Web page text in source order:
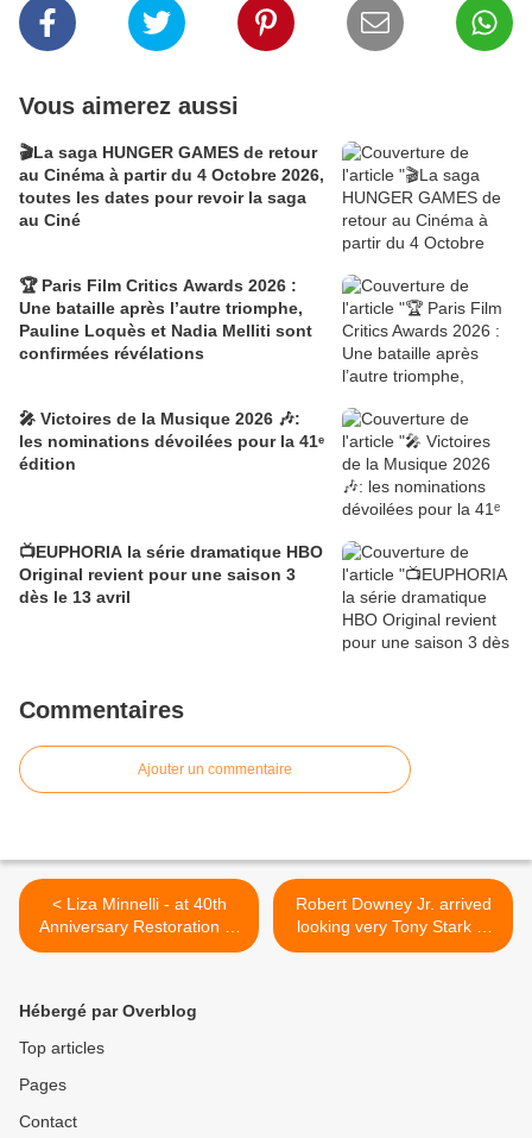
Vous aimerez aussi
🎬La saga HUNGER GAMES de retour
au Cinéma à partir du 4 Octobre 2026,
toutes les dates pour revoir la saga
au Ciné
🏆 Paris Film Critics Awards 2026 :
Une bataille après l’autre triomphe,
Pauline Loquès et Nadia Melliti sont
confirmées révélations
🎤 Victoires de la Musique 2026 🎶:
les nominations dévoilées pour la 41ᵉ
édition
📺EUPHORIA la série dramatique HBO
Original revient pour une saison 3
dès le 13 avril
Commentaires
Ajouter un commentaire
< Liza Minnelli - at 40th
Anniversary Restoration of
Cabaret Arrivals
Robert Downey Jr. arrived
looking very Tony Stark at
'The Avengers' premiere >
Hébergé par Overblog
Top articles
Pages
Contact